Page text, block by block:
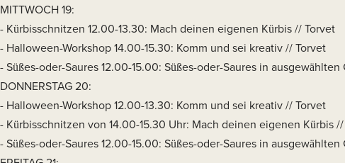
MITTWOCH 19:
- Kürbisschnitzen 12.00-13.30: Mach deinen eigenen Kürbis // Torvet
- Halloween-Workshop 14.00-15.30: Komm und sei kreativ // Torvet
- Süßes-oder-Saures 12.00-15.00: Süßes-oder-Saures in
DONNERSTAG 20:
- Halloween-Workshop 12.00-13.30: Komm und sei kreativ // Torvet
- Kürbisschnitzen von 14.00-15.30 Uhr: Mach deinen eigenen Kürbis
- Süßes-oder-Saures 12.00-15.00: Süßes-oder-Saures in